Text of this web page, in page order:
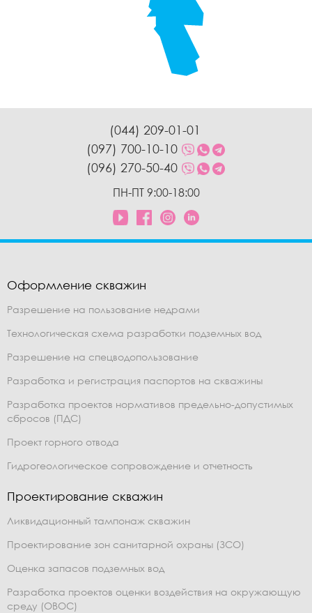
(044) 209-01-01
(097) 700-10-10
(096) 270-50-40
ПН-ПТ 9:00-18:00
Оформление скважин
Разрешение на пользование недрами
Технологическая схема разработки подземных вод
Разрешение на спецводопользование
Разработка и регистрация паспортов на скважины
Разработка проектов нормативов предельно-допустимых
сбросов (ПДС)
Проект горного отвода
Гидрогеологическое сопровождение и отчетность
Проектирование скважин
Ликвидационный тампонаж скважин
Проектирование зон санитарной охраны (ЗСО)
Оценка запасов подземных вод
Разработка проектов оценки воздействия на окружающую
среду (ОВОС)